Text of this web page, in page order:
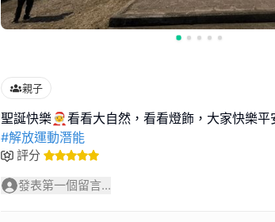
親子
#解放運動潛能
評分
發表第一個留言...